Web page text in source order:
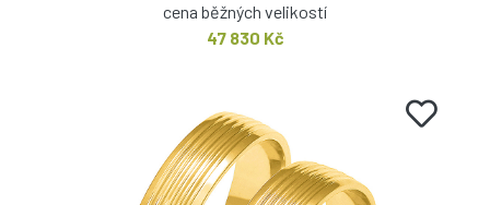
cena běžných velikostí
47 830 Kč